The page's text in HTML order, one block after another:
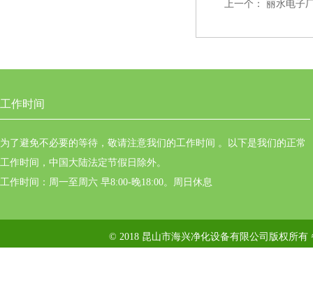
上一个： 丽水电子
工作时间
为了避免不必要的等待，敬请注意我们的工作时间 。以下是我们的正常
工作时间，中国大陆法定节假日除外。
工作时间：周一至周六 早8:00-晚18:00。周日休息
© 2018 昆山市海兴净化设备有限公司版权所有